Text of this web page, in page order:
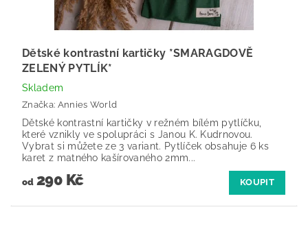
Dětské kontrastní kartičky *SMARAGDOVĚ
ZELENÝ PYTLÍK*
Skladem
Značka: Annies World
Dětské kontrastní kartičky v režném bílém pytlíčku,
které vznikly ve spolupráci s Janou K. Kudrnovou.
Vybrat si můžete ze 3 variant. Pytlíček obsahuje 6 ks
karet z matného kašírovaného 2mm...
od290 Kč KOUPIT